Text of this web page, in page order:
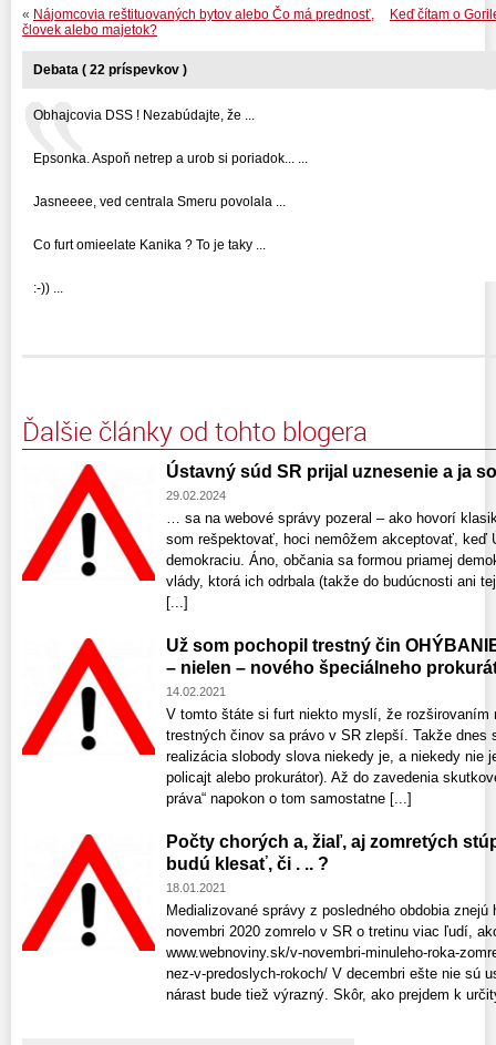
Keď čítam o
« Nájomcovia reštituovaných bytov alebo Čo má prednosť,
človek alebo majetok?
Debata ( 22 príspevkov )
Obhajcovia DSS ! Nezabúdajte, že ...
Epsonka. Aspoň netrep a urob si poriadok... ...
Jasneeee, ved centrala Smeru povolala ...
Co furt omieelate Kanika ? To je taky ...
:-)) ...
Ďalšie články od tohto blogera
Ústavný súd SR prijal uznesenie a ja
29.02.2024
… sa na webové správy pozeral – ako hovorí
som rešpektovať, hoci nemôžem akceptovať, keď
demokraciu. Áno, občania sa formou priamej
vlády, ktorá ich odrbala (takže do budúcnosti ani
[...]
Už som pochopil trestný čin
– nielen – nového špeciálneho
14.02.2021
V tomto štáte si furt niekto myslí, že
trestných činov sa právo v SR zlepší. Takže dnes
realizácia slobody slova niekedy je, a niekedy nie
policajt alebo prokurátor). Až do zavedenia
práva“ napokon o tom samostatne [...]
Počty chorých a, žiaľ, aj zomretých
budú klesať, či . .. ?
18.01.2021
Medializované správy z posledného obdobia
novembri 2020 zomrelo v SR o tretinu viac ľudí,
www.webnoviny.sk/v-novembri-minuleho-roka-
nez-v-predoslych-rokoch/ V decembri ešte nie sú
nárast bude tiež výrazný. Skôr, ako prejdem k